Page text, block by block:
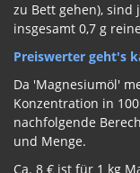
zu Bett gehen), sind
insgesamt 0,7 g
Preiswerter geht's
Da 'Magnesiumöl'
Konzentration in
nachfolgende
und Menge.
Ca. 8 € ist für 1 kg